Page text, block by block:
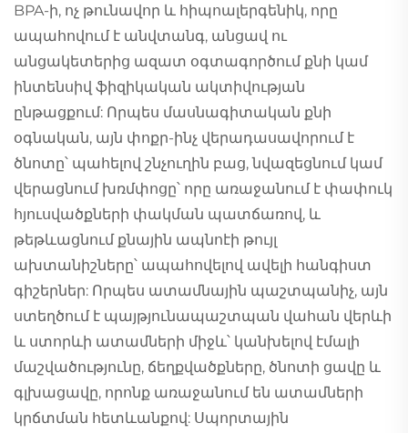
BPA-ի, ոչ թունավոր և հիպոալերգենիկ, որը
ապահովում է անվտանգ, անցավ ու
անցակետերից ազատ օգտագործում քնի կամ
ինտենսիվ ֆիզիկական ակտիվության
ընթացքում: Որպես մասնագիտական քնի
օգնական, այն փոքր-ինչ վերադասավորում է
ծնոտը՝ պահելով շնչուղին բաց, նվազեցնում կամ
վերացնում խռմփոցը՝ որը առաջանում է փափուկ
հյուսվածքների փակման պատճառով, և
թեթևացնում քնային ապնոէի թույլ
ախտանիշները՝ ապահովելով ավելի հանգիստ
գիշերներ: Որպես ատամնային պաշտպանիչ, այն
ստեղծում է պայթյունապաշտպան վահան վերևի
և ստորևի ատամների միջև՝ կանխելով էմալի
մաշվածությունը, ճեղքվածքները, ծնոտի ցավը և
գլխացավը, որոնք առաջանում են ատամների
կրճտման հետևանքով: Սպորտային